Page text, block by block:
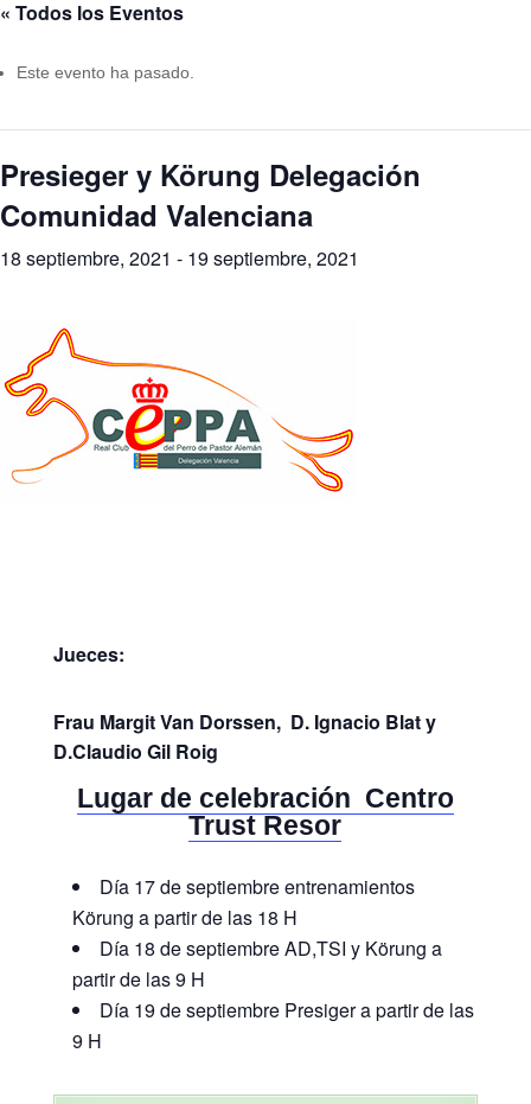
« Todos los Eventos
Este evento ha pasado.
Presieger y Körung Delegación
Comunidad Valenciana
18 septiembre, 2021 - 19 septiembre, 2021
Jueces:
Frau Margit Van Dorssen, D. Ignacio Blat y
D.Claudio Gil Roig
Lugar de celebración Centro
Trust Resor
Día 17 de septiembre entrenamientos
Körung a partir de las 18 H
Día 18 de septiembre AD,TSI y Körung a
partir de las 9 H
Día 19 de septiembre Presiger a partir de las
9 H